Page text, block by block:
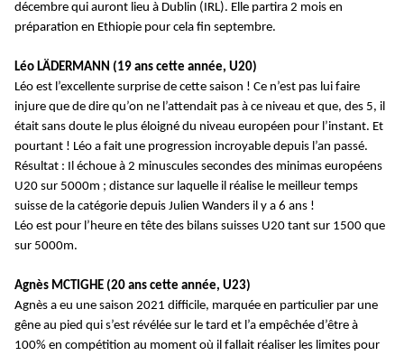
décembre qui auront lieu à Dublin (IRL). Elle partira 2 mois en
préparation en Ethiopie pour cela fin septembre.
Léo LÄDERMANN (19 ans cette année, U20)
Léo est l’excellente surprise de cette saison ! Ce n’est pas lui faire
injure que de dire qu’on ne l’attendait pas à ce niveau et que, des 5, il
était sans doute le plus éloigné du niveau européen pour l’instant. Et
pourtant ! Léo a fait une progression incroyable depuis l’an passé.
Résultat : Il échoue à 2 minuscules secondes des minimas européens
U20 sur 5000m ; distance sur laquelle il réalise le meilleur temps
suisse de la catégorie depuis Julien Wanders il y a 6 ans !
Léo est pour l’heure en tête des bilans suisses U20 tant sur 1500 que
sur 5000m.
Agnès MCTIGHE (20 ans cette année, U23)
Agnès a eu une saison 2021 difficile, marquée en particulier par une
gêne au pied qui s’est révélée sur le tard et l’a empêchée d’être à
100% en compétition au moment où il fallait réaliser les limites pour